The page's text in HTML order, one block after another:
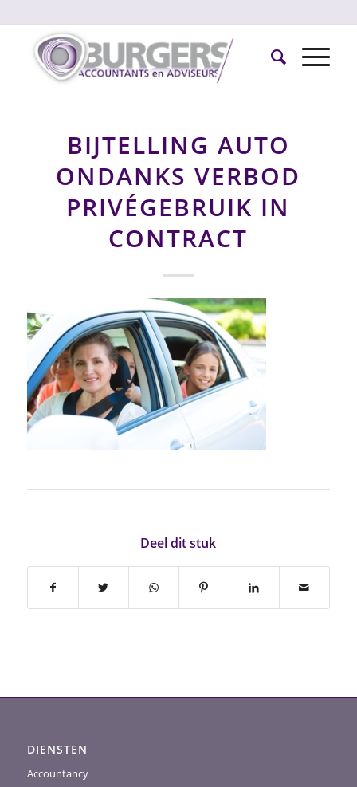
BIJTELLING AUTO
ONDANKS VERBOD
PRIVÉGEBRUIK IN
CONTRACT
Deel dit stuk
DIENSTEN
Accountancy